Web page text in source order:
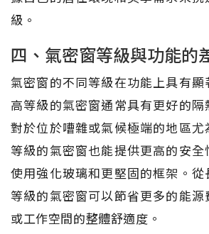
級。
四、氣密窗等級與功能的
氣密窗的不同等級在功能上具有
高等級的氣密窗通常具有更好的
對於位於嘈雜或氣候極端的地區尤
等級的氣密窗也能提供更高的安
使用強化玻璃和更堅固的框架。從
等級的氣密窗可以節省更多的能
或工作空間的整體舒適度。